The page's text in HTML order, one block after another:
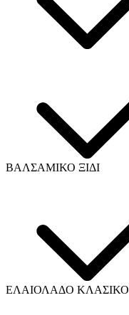
ΒΑΛΣΑΜΙΚΟ ΞΙΔΙ
ΕΛΑΙΟΛΑΔΟ ΚΛΑΣΙΚΟ